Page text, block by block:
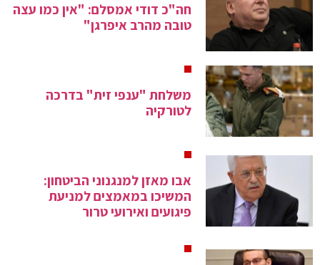
חה"כ דודי אמסלם: "אין כמו עצה
טובה מהרב איפרגן"
משלחת "ענפי זית" בדרכה
לטורקיה
אבו מאזן למנגנוני הביטחון:
המשיכו במאמצים למניעת
פיגועים ואירועי טרור